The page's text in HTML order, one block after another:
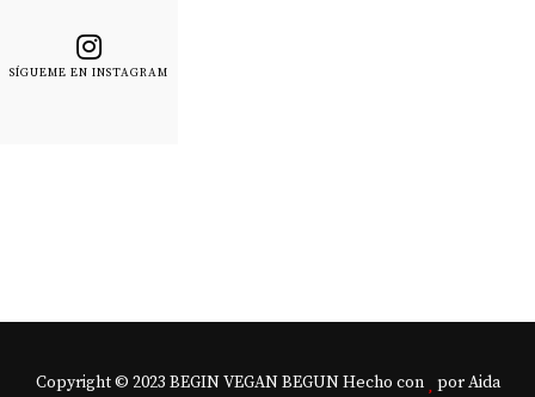
SÍGUEME EN INSTAGRAM
Copyright © 2023 BEGIN VEGAN BEGUN Hecho con por Aida